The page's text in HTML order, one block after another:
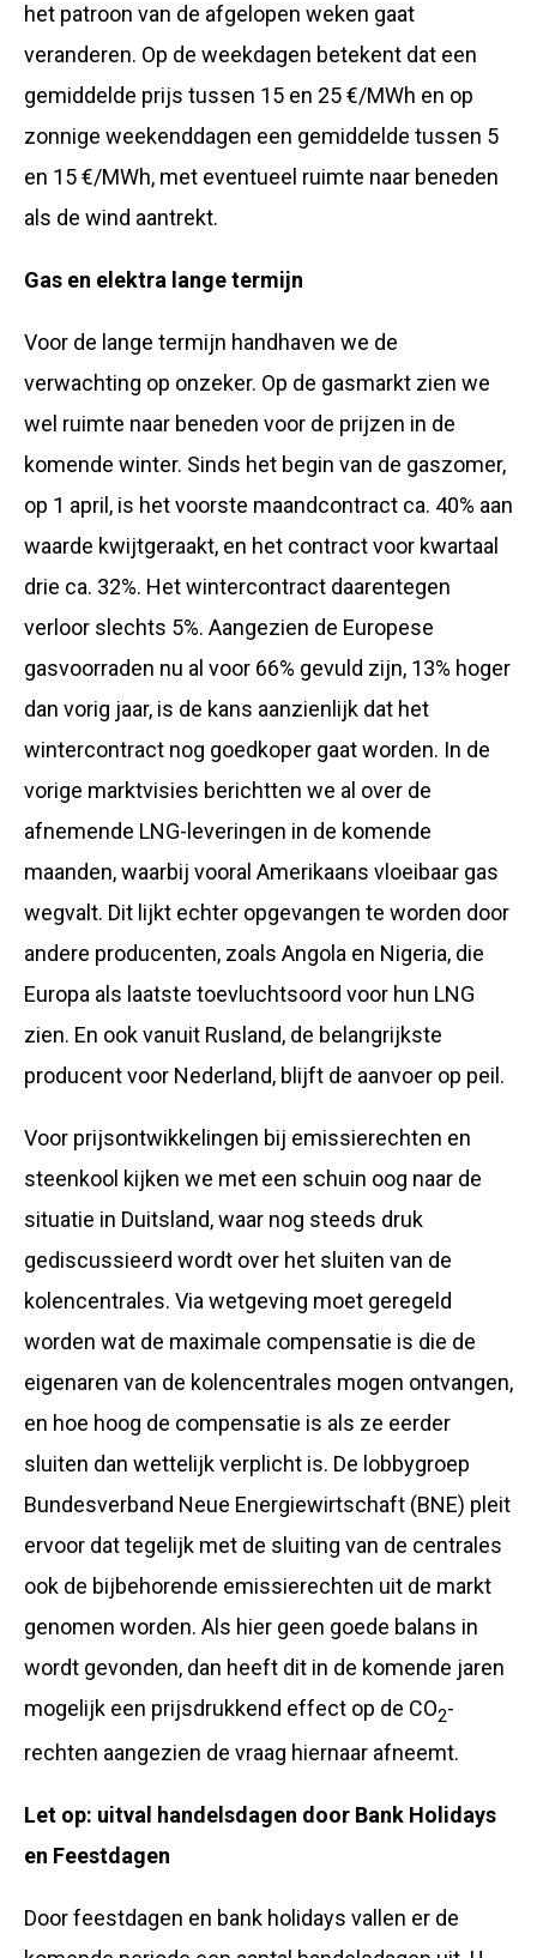
het patroon van de afgelopen weken gaat
veranderen. Op de weekdagen betekent dat een
gemiddelde prijs tussen 15 en 25 €/MWh en op
zonnige weekenddagen een gemiddelde tussen 5
en 15 €/MWh, met eventueel ruimte naar beneden
als de wind aantrekt.
Gas en elektra lange termijn
Voor de lange termijn handhaven we de
verwachting op onzeker. Op de gasmarkt zien we
wel ruimte naar beneden voor de prijzen in de
komende winter. Sinds het begin van de gaszomer,
op 1 april, is het voorste maandcontract ca. 40% aan
waarde kwijtgeraakt, en het contract voor kwartaal
drie ca. 32%. Het wintercontract daarentegen
verloor slechts 5%. Aangezien de Europese
gasvoorraden nu al voor 66% gevuld zijn, 13% hoger
dan vorig jaar, is de kans aanzienlijk dat het
wintercontract nog goedkoper gaat worden. In de
vorige marktvisies berichtten we al over de
afnemende LNG-leveringen in de komende
maanden, waarbij vooral Amerikaans vloeibaar gas
wegvalt. Dit lijkt echter opgevangen te worden door
andere producenten, zoals Angola en Nigeria, die
Europa als laatste toevluchtsoord voor hun LNG
zien. En ook vanuit Rusland, de belangrijkste
producent voor Nederland, blijft de aanvoer op peil.
Voor prijsontwikkelingen bij emissierechten en
steenkool kijken we met een schuin oog naar de
situatie in Duitsland, waar nog steeds druk
gediscussieerd wordt over het sluiten van de
kolencentrales. Via wetgeving moet geregeld
worden wat de maximale compensatie is die de
eigenaren van de kolencentrales mogen ontvangen,
en hoe hoog de compensatie is als ze eerder
sluiten dan wettelijk verplicht is. De lobbygroep
Bundesverband Neue Energiewirtschaft (BNE) pleit
ervoor dat tegelijk met de sluiting van de centrales
ook de bijbehorende emissierechten uit de markt
genomen worden. Als hier geen goede balans in
wordt gevonden, dan heeft dit in de komende jaren
mogelijk een prijsdrukkend effect op de CO2-
rechten aangezien de vraag hiernaar afneemt.
Let op: uitval handelsdagen door Bank Holidays
en Feestdagen
Door feestdagen en bank holidays vallen er de